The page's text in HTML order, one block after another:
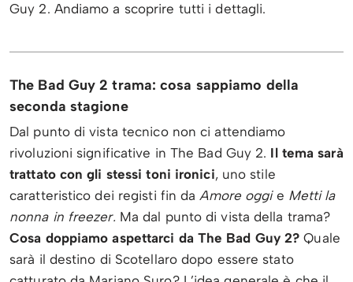
Guy 2. Andiamo a scoprire tutti i dettagli.
The Bad Guy 2 trama: cosa sappiamo della
seconda stagione
Dal punto di vista tecnico non ci attendiamo
rivoluzioni significative in The Bad Guy 2. Il tema sarà
trattato con gli stessi toni ironici, uno stile
caratteristico dei registi fin daAmore oggie Metti la
nonna in freezer. Ma dal punto di vista della trama?
Cosa doppiamo aspettarci da The Bad Guy 2? Quale
sarà il destino di Scotellaro dopo essere stato